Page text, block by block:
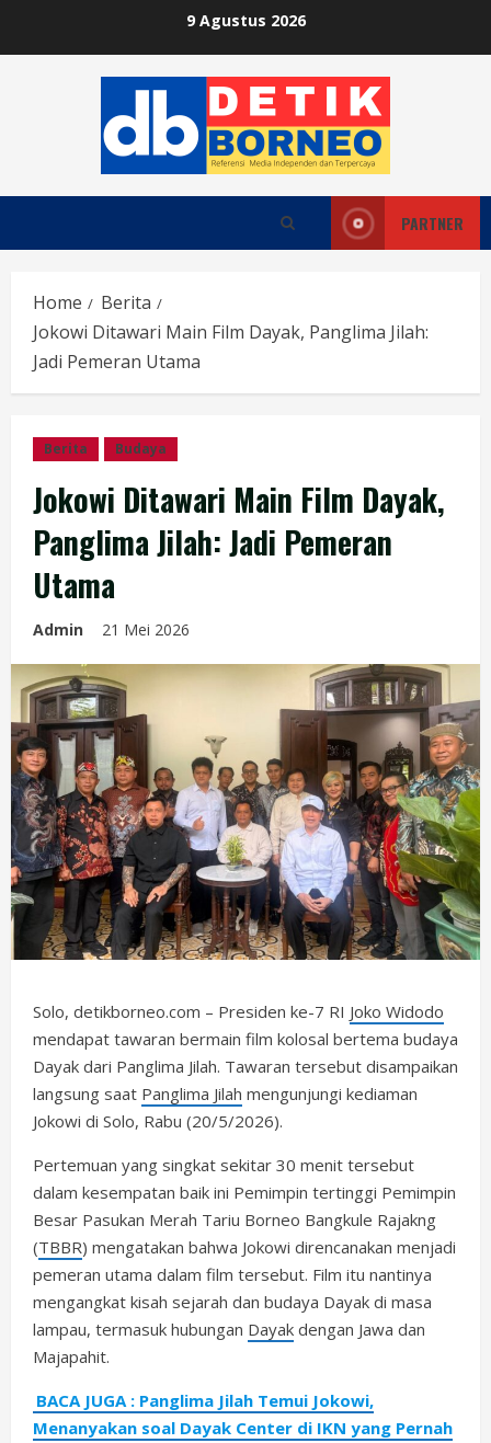
9 Agustus 2026
PARTNER
Home
Berita
Jokowi Ditawari Main Film Dayak, Panglima Jilah:
Jadi Pemeran Utama
Berita Budaya
Jokowi Ditawari Main Film Dayak,
Panglima Jilah: Jadi Pemeran
Utama
Admin 21 Mei 2026
Solo, detikborneo.com – Presiden ke-7 RI Joko Widodo
mendapat tawaran bermain film kolosal bertema budaya
Dayak dari Panglima Jilah. Tawaran tersebut disampaikan
langsung saat Panglima Jilah mengunjungi kediaman
Jokowi di Solo, Rabu (20/5/2026).
Pertemuan yang singkat sekitar 30 menit tersebut
dalam kesempatan baik ini Pemimpin tertinggi Pemimpin
Besar Pasukan Merah Tariu Borneo Bangkule Rajakng
(TBBR) mengatakan bahwa Jokowi direncanakan menjadi
pemeran utama dalam film tersebut. Film itu nantinya
mengangkat kisah sejarah dan budaya Dayak di masa
lampau, termasuk hubungan Dayak dengan Jawa dan
Majapahit.
BACA JUGA : Panglima Jilah Temui Jokowi,
Menanyakan soal Dayak Center di IKN yang Pernah